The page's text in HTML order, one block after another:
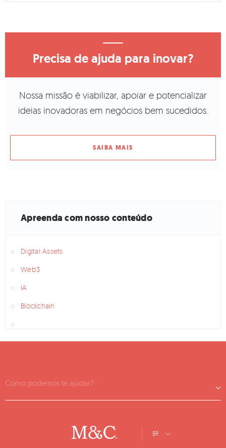
Precisa de ajuda para inovar?
Nossa missão é viabilizar, apoiar e potencializar
ideias inovadoras em negócios bem sucedidos.
SAIBA MAIS
Apreenda com nosso conteúdo
Digital Assets
Web3
IA
Blockchain
Como podemos te ajudar?
BR